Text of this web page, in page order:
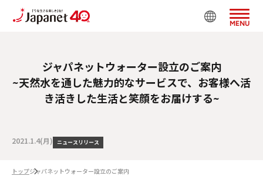
MENU
ジャパネットウォーター設立のご案内
~天然水を通した魅力的なサービスで、お客様へ活
き活きした生活と笑顔をお届けする~
2021.1.4(月) ニュースリリース
トップジャパネットウォーター設立のご案内